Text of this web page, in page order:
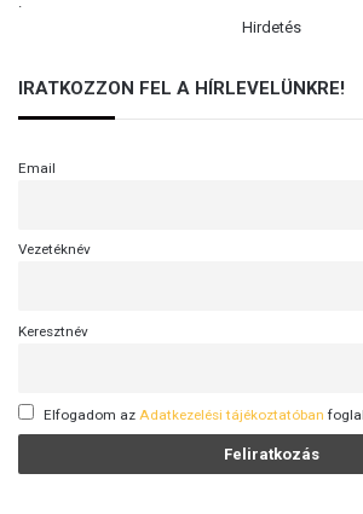
Hirdetés
IRATKOZZON FEL A HÍRLEVELÜNKRE!
Email
Vezetéknév
Keresztnév
Elfogadom az Adatkezelési tájékoztatóban